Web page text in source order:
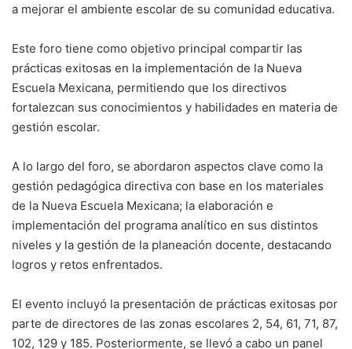
a mejorar el ambiente escolar de su comunidad educativa.
Este foro tiene como objetivo principal compartir las
prácticas exitosas en la implementación de la Nueva
Escuela Mexicana, permitiendo que los directivos
fortalezcan sus conocimientos y habilidades en materia de
gestión escolar.
A lo largo del foro, se abordaron aspectos clave como la
gestión pedagógica directiva con base en los materiales
de la Nueva Escuela Mexicana; la elaboración e
implementación del programa analítico en sus distintos
niveles y la gestión de la planeación docente, destacando
logros y retos enfrentados.
El evento incluyó la presentación de prácticas exitosas por
parte de directores de las zonas escolares 2, 54, 61, 71, 87,
102, 129 y 185. Posteriormente, se llevó a cabo un panel